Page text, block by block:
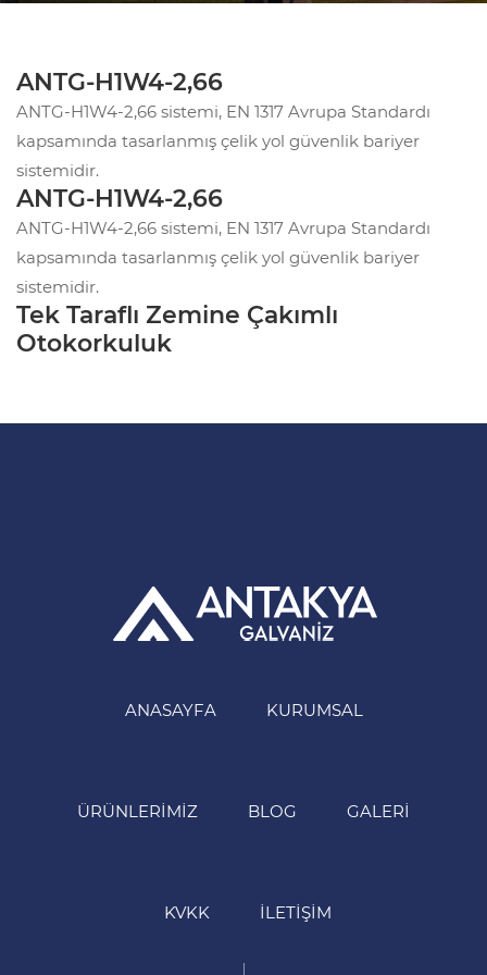
ANTG-H1W4-2,66
ANTG-H1W4-2,66 sistemi, EN 1317 Avrupa Standardı
kapsamında tasarlanmış çelik yol güvenlik bariyer
sistemidir.
ANTG-H1W4-2,66
ANTG-H1W4-2,66 sistemi, EN 1317 Avrupa Standardı
kapsamında tasarlanmış çelik yol güvenlik bariyer
sistemidir.
Tek Taraflı Zemine Çakımlı
Otokorkuluk
ANASAYFA KURUMSAL
ÜRÜNLERIMIZ BLOG GALERI
KVKK İLETIŞIM